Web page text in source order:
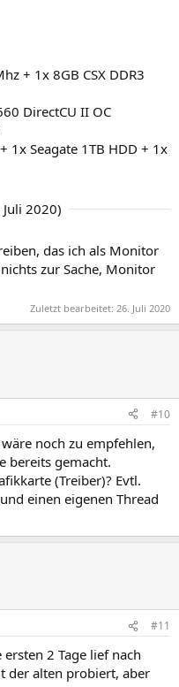
+ 1x 8GB CSX DDR3
DirectCU II OC
1x Seagate 1TB HDD + 1x
Juli 2020)
das ich als Monitor
zur Sache, Monitor
Zuletzt bearbeitet: 26. Juli 2020
#10
noch zu empfehlen,
bereits gemacht.
(Treiber)? Evtl.
einen eigenen Thread
#11
2 Tage lief nach
der alten probiert, aber